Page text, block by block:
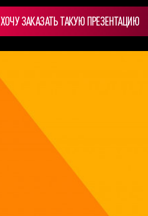
ХОЧУ ЗАКАЗАТЬ ТАКУЮ ПРЕЗЕНТАЦИЮ